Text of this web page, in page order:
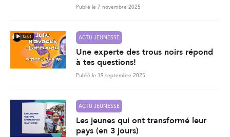
Publié le 7 novembre 2025
12:01 ACTU JEUNESSE
Une experte des trous noirs répond
à tes questions!
Publié le 19 septembre 2025
ACTU JEUNESSE
Les jeunes qui ont transformé leur
pays (en 3 jours)